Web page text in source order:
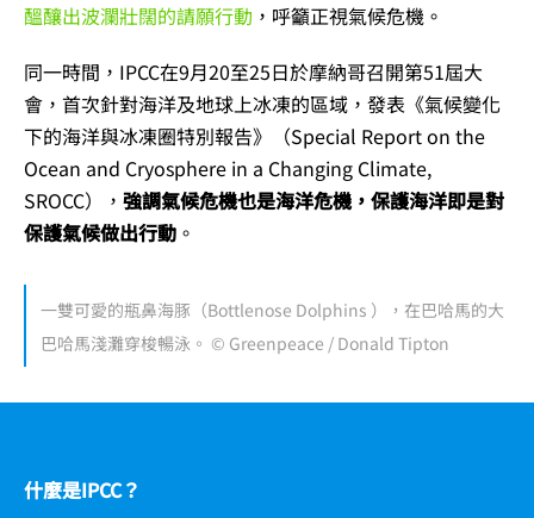
醞釀出波瀾壯闊的請願行動 ，呼籲正視氣候危機。
同一時間，IPCC在9月20至25日於摩納哥召開第51屆大
會，首次針對海洋及地球上冰凍的區域，發表《氣候變化
下的海洋與冰凍圈特別報告》（Special Report on the
Ocean and Cryosphere in a Changing Climate,
SROCC）， 強調氣候危機也是海洋危機，保護海洋即是對
保護氣候做出行動 。
一雙可愛的瓶鼻海豚（Bottlenose Dolphins ），在巴哈馬的大
巴哈馬淺灘穿梭暢泳。 © Greenpeace / Donald Tipton
什麼是IPCC？